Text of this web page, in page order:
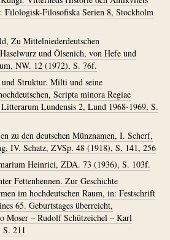
Filologisk-Filosofiska Serien 8, Stockholm
Zu Mittelniederdeutschen
und Ölsenich, von Hefe und
NW. 12 (1972), S. 76f.
Struktur. Milti und seine
Scripta minora Regiae
Lundensis 2, Lund 1968-1969, S.
zu den deutschen Münznamen, I. Scherf,
IV. Schatz, ZVSp. 48 (1918), S. 141, 256
Heinrici, ZDA. 73 (1936), S. 103f.
Fettenhennen. Zur Geschichte
im hochdeutschen Raum, in: Festschrift
65. Geburtstages überreicht,
Moser – Rudolf Schützeichel – Karl
S. 211